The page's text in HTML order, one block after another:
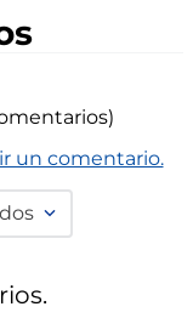
un comentario.